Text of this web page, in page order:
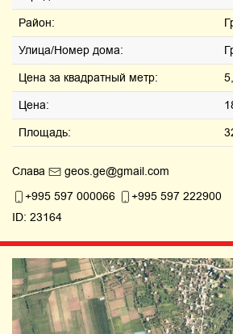
Район:
Улица/Номер дома:
Цена за квадратный метр:
Цена:
Площадь:
Слава
geos.ge@gmail.com
+995 597 000066
+995 597 222900
ID: 23164